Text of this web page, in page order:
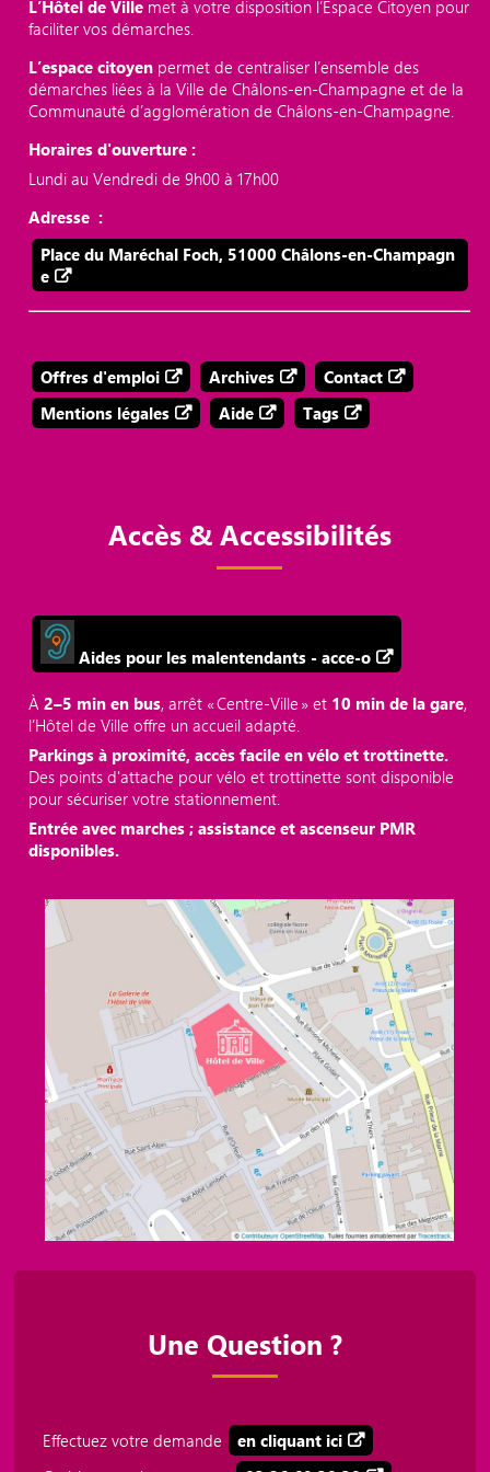
L’Hôtel de Ville met à votre disposition l’Espace Citoyen pour
faciliter vos démarches.
L’espace citoyen permet de centraliser l’ensemble des
démarches liées à la Ville de Châlons-en-Champagne et de la
Communauté d’agglomération de Châlons-en-Champagne.
Horaires d'ouverture :
Lundi au Vendredi de 9h00 à 17h00
Adresse :
Place du Maréchal Foch, 51000 Châlons-en-Champagn
e
Offres d'emploi Archives
Contact
Mentions légales
Aide Tags
Accès & Accessibilités
Aides pour les malentendants - acce-o
À2–5 min en bus, arrêt « Centre‑Ville » et 10 min de la gare,
l’Hôtel de Ville offre un accueil adapté.
Parkings à proximité, accès facile en vélo et trottinette.
Des points d'attache pour vélo et trottinette sont disponible
pour sécuriser votre stationnement.
Entrée avec marches ; assistance et ascenseur PMR
disponibles.
Une Question ?
Effectuez votre demande
en cliquant ici